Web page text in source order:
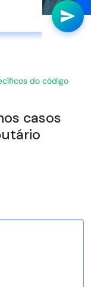
do código
casos